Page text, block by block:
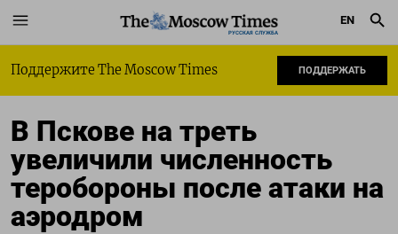
РУССКАЯ СЛУЖБА
EN
Поддержите The Moscow Times ПОДДЕРЖАТЬ
В Пскове на треть
увеличили численность
теробороны после атаки на
аэродром